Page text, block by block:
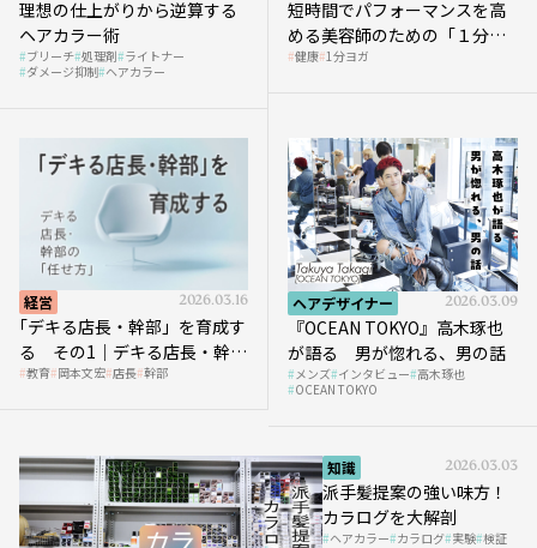
理想の仕上がりから逆算する
ヘアカラー術
ブリーチ 処理剤 ライトナー
ダメージ抑制 ヘアカラー
短時間でパフォーマンスを高
める美容師のための「１分ヨ
ガ」講座｜実践編
健康 1分ヨガ
経営 2026.03.16
｢デキる店長・幹部」を育成す
る その1｜デキる店長・幹部
の「任せ方」
教育 岡本文宏 店長 幹部
ヘアデザイナー 2026.03.09
『OCEAN TOKYO』高木琢也
が語る 男が惚れる、男の話
メンズ インタビュー 高木琢也
OCEAN TOKYO
知識 2026.03.03
派手髪提案の強い味方！
カラログを大解剖
ヘアカラー カラログ 実験 検証